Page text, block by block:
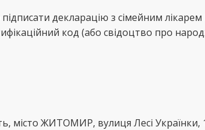
декларацію з сімейним
код (або свідоцтво про
місто ЖИТОМИР, вулиця Лесі Українки,